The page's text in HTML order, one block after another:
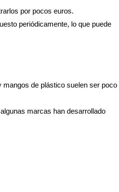
por pocos euros.
periódicamente, lo que puede
de plástico suelen ser poco
marcas han desarrollado